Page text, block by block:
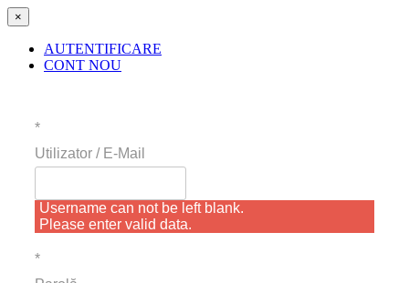
×
AUTENTIFICARE
CONT NOU
*
Utilizator / E-Mail
Username can not be left blank.
Please enter valid data.
*